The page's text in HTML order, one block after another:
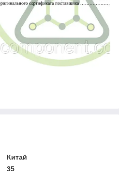
Китай
35